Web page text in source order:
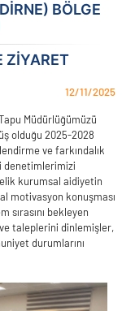
BÖLGE
ZIYARET
12/11/2025
Müdürlüğümüzü
olduğu 2025-2028
ve farkındalık
denetimlerimizi
kurumsal aidiyetin
motivasyon konuşması
sırasını bekleyen
taleplerini dinlemişler,
durumlarını